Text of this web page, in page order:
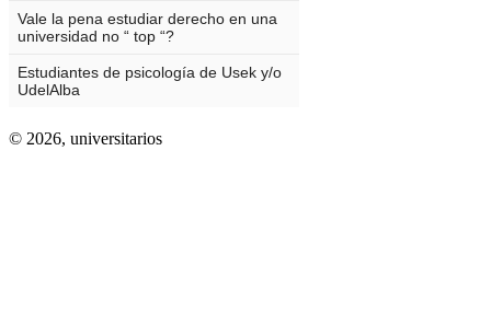
© 2026, universitarios